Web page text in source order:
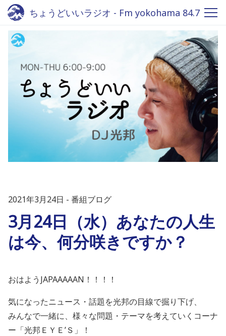
ちょうどいいラジオ - Fm yokohama 84.7
2021年3月24日 番組ブログ
3月24日（水）あなたの人生
は今、何分咲きですか？
おはようJAPAAAAAN！！！！
気になったニュース・話題を光邦の目線で掘り下げ、
みんなで一緒に、様々な問題・テーマを考えていくコーナ
ー「光邦ＥＹＥ’Ｓ」！